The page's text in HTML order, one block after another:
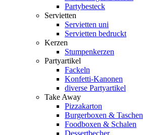
Partybesteck
Servietten
Servietten uni
Servietten bedruckt
Kerzen
Stumpenkerzen
Partyartikel
Fackeln
Konfetti-Kanonen
diverse Partyartikel
Take Away
Pizzakarton
Burgerboxen & Taschen
Foodboxen & Schalen